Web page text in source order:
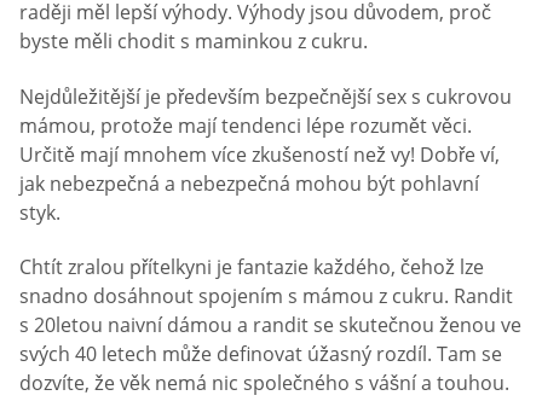
raději měl lepší výhody. Výhody jsou důvodem, proč
byste měli chodit s maminkou z cukru.
Nejdůležitější je především bezpečnější sex s cukrovou
mámou, protože mají tendenci lépe rozumět věci.
Určitě mají mnohem více zkušeností než vy! Dobře ví,
jak nebezpečná a nebezpečná mohou být pohlavní
styk.
Chtít zralou přítelkyni je fantazie každého, čehož lze
snadno dosáhnout spojením s mámou z cukru. Randit
s 20letou naivní dámou a randit se skutečnou ženou ve
svých 40 letech může definovat úžasný rozdíl. Tam se
dozvíte, že věk nemá nic společného s vášní a touhou.